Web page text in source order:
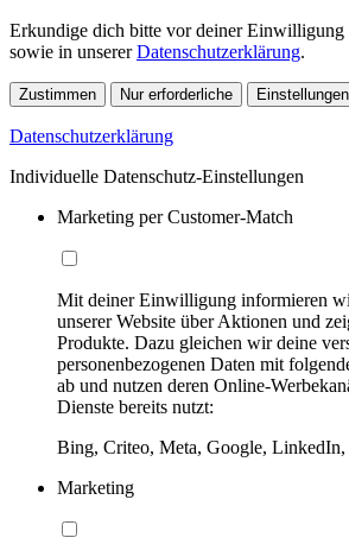
Erkundige dich bitte vor deiner Einwilligung
sowie in unsererDatenschutzerklärung.
Zustimmen Nur erforderliche
Datenschutzerklärung
Individuelle Datenschutz-Einstellungen
Marketing per Customer-Match
Mit deiner Einwilligung informieren
unserer Website über Aktionen und
Produkte. Dazu gleichen wir deine
personenbezogenen Daten mit
ab und nutzen deren Online-
Dienste bereits nutzt:
Bing, Criteo, Meta, Google,
Marketing